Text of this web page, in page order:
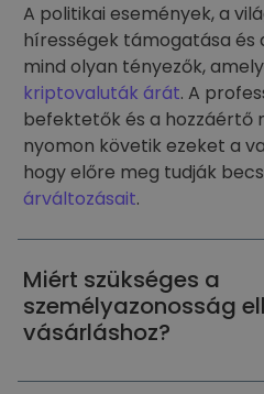
A politikai események, a
hírességek támogatása és
mind olyan tényezők,
kriptovaluták árát. A
befektetők és a hozzáértő
nyomon követik ezeket a
hogy előre meg tudják
árváltozásait.
Miért szükséges a
személyazonosság
vásárláshoz?